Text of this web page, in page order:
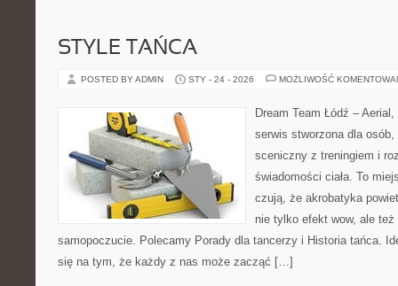
STYLE TAŃCA
POSTED BY ADMIN STY - 24 - 2026 MOŻLIWOŚĆ
Dream Team Łódź –
serwis stworzona dla
sceniczny z treningiem i
świadomości ciała. To
czują, że akrobatyka
nie tylko efekt wow, ale też
samopoczucie. Polecamy Porady dla tancerzy i Historia tańca.
się na tym, że każdy z nas może zacząć […]